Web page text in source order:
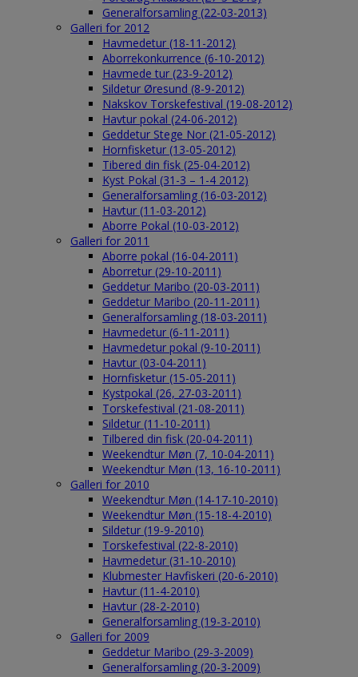
Generalforsamling (22-03-2013)
Galleri for 2012
Havmedetur (18-11-2012)
Aborrekonkurrence (6-10-2012)
Havmede tur (23-9-2012)
Sildetur Øresund (8-9-2012)
Nakskov Torskefestival (19-08-2012)
Havtur pokal (24-06-2012)
Geddetur Stege Nor (21-05-2012)
Hornfisketur (13-05-2012)
Tibered din fisk (25-04-2012)
Kyst Pokal (31-3 – 1-4 2012)
Generalforsamling (16-03-2012)
Havtur (11-03-2012)
Aborre Pokal (10-03-2012)
Galleri for 2011
Aborre pokal (16-04-2011)
Aborretur (29-10-2011)
Geddetur Maribo (20-03-2011)
Geddetur Maribo (20-11-2011)
Generalforsamling (18-03-2011)
Havmedetur (6-11-2011)
Havmedetur pokal (9-10-2011)
Havtur (03-04-2011)
Hornfisketur (15-05-2011)
Kystpokal (26, 27-03-2011)
Torskefestival (21-08-2011)
Sildetur (11-10-2011)
Tilbered din fisk (20-04-2011)
Weekendtur Møn (7, 10-04-2011)
Weekendtur Møn (13, 16-10-2011)
Galleri for 2010
Weekendtur Møn (14-17-10-2010)
Weekendtur Møn (15-18-4-2010)
Sildetur (19-9-2010)
Torskefestival (22-8-2010)
Havmedetur (31-10-2010)
Klubmester Havfiskeri (20-6-2010)
Havtur (11-4-2010)
Havtur (28-2-2010)
Generalforsamling (19-3-2010)
Galleri for 2009
Geddetur Maribo (29-3-2009)
Generalforsamling (20-3-2009)